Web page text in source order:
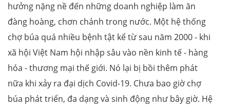
hưởng nặng nề đến những doanh nghiệp làm ăn
đàng hoàng, chơn chánh trong nước. Một hệ thống
chợ búa quá nhiều bệnh tật kể từ sau năm 2000 - khi
xã hội Việt Nam hội nhập sâu vào nền kinh tế - hàng
hóa - thương mại thế giới. Nó lại bị bồi thêm phát
nữa khi xảy ra đại dịch Covid-19. Chưa bao giờ chợ
búa phát triển, đa dạng và sinh động như bây giờ. Hệ